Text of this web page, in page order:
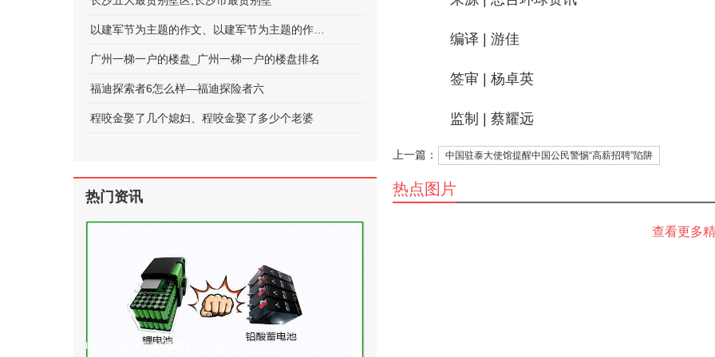
编译 | 游佳
签审 | 杨卓英
监制 | 蔡耀远
上一篇： 中国驻泰大使馆提醒中国公民警惕“高薪招聘”陷阱
广州一梯一户的楼盘_广州一梯一户的楼盘排名
福迪探索者6怎么样—福迪探险者六
程咬金娶了几个媳妇、程咬金娶了多少个老婆
热门资讯
电动车电池的种类及标准(电动车 电池
热点图片
查看更多